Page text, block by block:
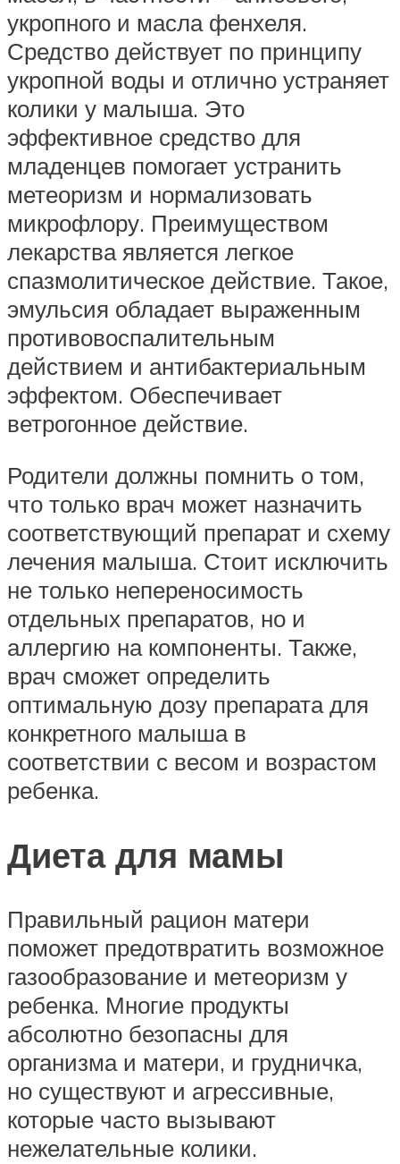
укропного и масла фенхеля.
Средство действует по принципу
укропной воды и отлично устраняет
колики у малыша. Это
эффективное средство для
младенцев помогает устранить
метеоризм и нормализовать
микрофлору. Преимуществом
лекарства является легкое
спазмолитическое действие. Такое,
эмульсия обладает выраженным
противовоспалительным
действием и антибактериальным
эффектом. Обеспечивает
ветрогонное действие.
Родители должны помнить о том,
что только врач может назначить
соответствующий препарат и схему
лечения малыша. Стоит исключить
не только непереносимость
отдельных препаратов, но и
аллергию на компоненты. Также,
врач сможет определить
оптимальную дозу препарата для
конкретного малыша в
соответствии с весом и возрастом
ребенка.
Диета для мамы
Правильный рацион матери
поможет предотвратить возможное
газообразование и метеоризм у
ребенка. Многие продукты
абсолютно безопасны для
организма и матери, и грудничка,
но существуют и агрессивные,
которые часто вызывают
нежелательные колики.